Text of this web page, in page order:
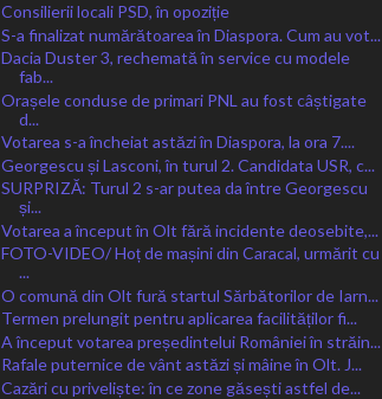
Consilierii locali PSD, în opoziție
S-a finalizat numărătoarea în Diaspora. Cum au vot...
Dacia Duster 3, rechemată în service cu modele
fab...
Orașele conduse de primari PNL au fost câștigate
d...
Votarea s-a încheiat astăzi în Diaspora, la ora 7....
Georgescu și Lasconi, în turul 2. Candidata USR, c...
SURPRIZĂ: Turul 2 s-ar putea da între Georgescu
și...
Votarea a început în Olt fără incidente deosebite,...
FOTO-VIDEO/ Hoț de mașini din Caracal, urmărit cu
...
O comună din Olt fură startul Sărbătorilor de Iarn...
Termen prelungit pentru aplicarea facilităților fi...
A început votarea președintelui României în străin...
Rafale puternice de vânt astăzi și mâine în Olt. J...
Cazări cu priveliște: în ce zone găsești astfel de...